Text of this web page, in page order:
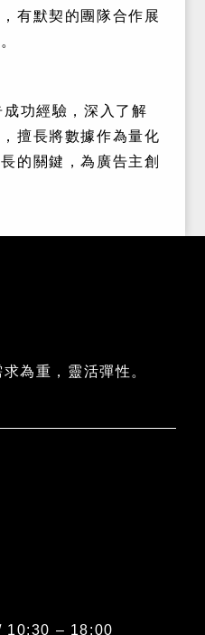
有默契的團隊合作展
功經驗，深入了解
擅長將數據作為量化
的關鍵，為廣告主創
為重，靈活彈性。
10:30 – 18:00